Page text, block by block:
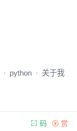
python 关于我
赏
码